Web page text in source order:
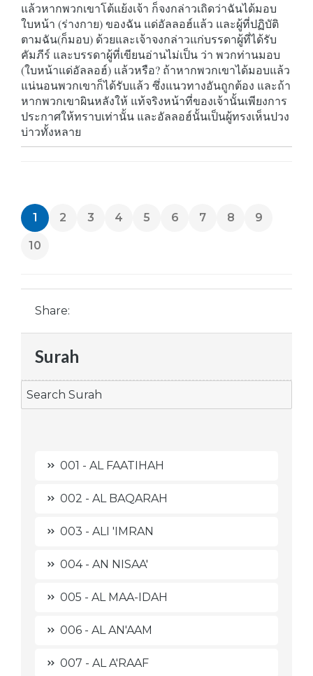
แล้วหากพวกเขาโต้แย้งเจ้า ก็จงกล่าวเถิดว่าฉันได้มอบ
ใบหน้า (ร่างกาย) ของฉัน แด่อัลลอฮ์แล้ว และผู้ที่ปฏิบัติ
ตามฉัน(ก็มอบ) ด้วยและเจ้าจงกล่าวแก่บรรดาผู้ที่ได้รับ
คัมภีร์ และบรรดาผู้ที่เขียนอ่านไม่เป็น ว่า พวกท่านมอบ
(ใบหน้าแด่อัลลอฮ์) แล้วหรือ? ถ้าหากพวกเขาได้มอบแล้ว
แน่นอนพวกเขาก็ได้รับแล้ว ซึ่งแนวทางอันถูกต้อง และถ้า
หากพวกเขาผินหลังให้ แท้จริงหน้าที่ของเจ้านั้นเพียงการ
ประกาศให้ทราบเท่านั้น และอัลลอฮ์นั้นเป็นผู้ทรงเห็นปวง
บ่าวทั้งหลาย
1 2 3 4 5 6 7 8 9
10
Share:
Surah
001 - AL FAATIHAH
002 - AL BAQARAH
003 - ALI 'IMRAN
004 - AN NISAA'
005 - AL MAA-IDAH
006 - AL AN'AAM
007 - AL A'RAAF